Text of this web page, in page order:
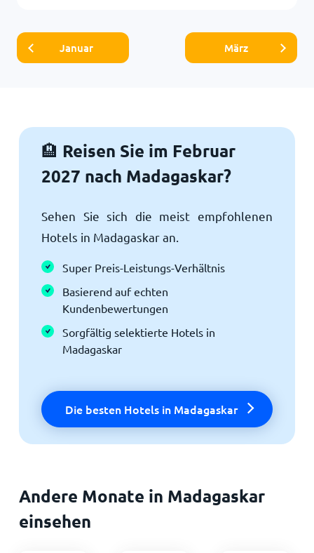
Januar März
🏨 Reisen Sie im Februar
2027 nach Madagaskar?
Sehen Sie sich die meist empfohlenen
Hotels in Madagaskar an.
Super Preis-Leistungs-Verhältnis
Basierend auf echten
Kundenbewertungen
Sorgfältig selektierte Hotels in
Madagaskar
Die besten Hotels in Madagaskar
Andere Monate in Madagaskar
einsehen